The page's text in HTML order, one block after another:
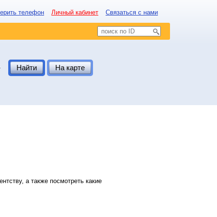
телефон Личный кабинет Связаться с нами
Найти На карте
а также посмотреть какие